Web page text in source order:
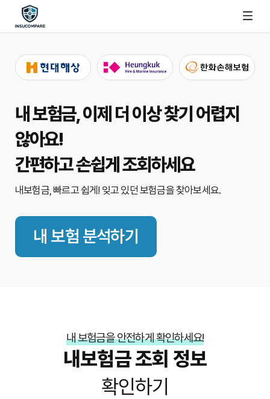
내 보험금, 이제 더 이상 찾기 어렵지
않아요!
간편하고 손쉽게 조회하세요
내보험금, 빠르고 쉽게! 잊고 있던 보험금을 찾아보세요.
내 보험 분석하기
내 보험금을 안전하게 확인하세요!
내보험금 조회 정보
확인하기